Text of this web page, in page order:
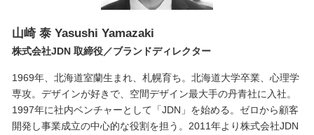
山崎 泰 Yasushi Yamazaki
株式会社JDN 取締役／ブランドディレクター
1969年、北海道室蘭生まれ、札幌育ち。北海道大学卒業、心理学
専攻。デザインが好きで、空間デザイン最大手の丹青社に入社。
1997年に社内ベンチャーとして「JDN」を始める。ゼロから顧客
開発し事業成立の中心的な役割を担う。2011年より株式会社JDN